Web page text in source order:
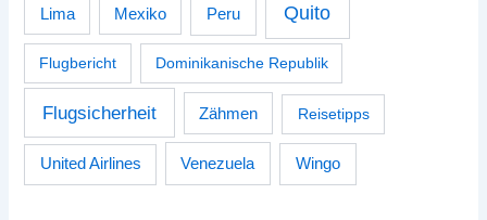
Lima Mexiko Peru Quito
Flugbericht Dominikanische Republik
Flugsicherheit Zähmen Reisetipps
United Airlines Venezuela Wingo